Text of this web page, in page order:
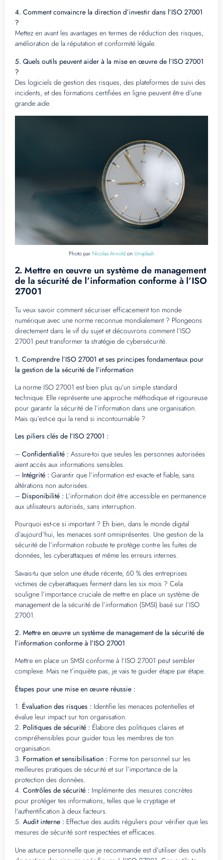
4. Comment convaincre la direction d’investir dans l’ISO 27001
?
Mettez en avant les avantages en termes de réduction des risques,
amélioration de la réputation et conformité légale.
5. Quels outils peuvent aider à la mise en œuvre de l’ISO 27001
?
Des logiciels de gestion des risques, des plateformes de suivi des
incidents, et des formations certifiées en ligne peuvent être d’une
grande aide.
Photo par Nicolas Arnoldon Unsplash
2. Mettre en œuvre un système de management
de la sécurité de l’information conforme à l’ISO
27001
Tu veux savoir comment sécuriser efficacement ton monde
numérique avec une norme reconnue mondialement ? Plongeons
directement dans le vif du sujet et découvrons comment l’ISO
27001 peut transformer ta stratégie de cybersécurité.
1. Comprendre l’ISO 27001 et ses principes fondamentaux pour
la gestion de la sécurité de l’information
La norme ISO 27001 est bien plus qu’un simple standard
technique. Elle représente une approche méthodique et rigoureuse
pour garantir la sécurité de l’information dans une organisation.
Mais qu’est-ce qui la rend si incontournable ?
Les piliers clés de l’ISO 27001 :
– Confidentialité : Assure-toi que seules les personnes autorisées
aient accès aux informations sensibles.
– Intégrité : Garantir que l’information est exacte et fiable, sans
altérations non autorisées.
– Disponibilité : L’information doit être accessible en permanence
aux utilisateurs autorisés, sans interruption.
Pourquoi est-ce si important ? Eh bien, dans le monde digital
d’aujourd’hui, les menaces sont omniprésentes. Une gestion de la
sécurité de l’information robuste te protège contre les fuites de
données, les cyberattaques et même les erreurs internes.
Savais-tu que selon une étude récente, 60 % des entreprises
victimes de cyberattaques ferment dans les six mois ? Cela
souligne l’importance cruciale de mettre en place un système de
management de la sécurité de l’information (SMSI) basé sur l’ISO
27001.
2. Mettre en œuvre un système de management de la sécurité de
l’information conforme à l’ISO 27001
Mettre en place un SMSI conforme à l’ISO 27001 peut sembler
complexe. Mais ne t’inquiète pas, je vais te guider étape par étape.
Étapes pour une mise en œuvre réussie :
1. Évaluation des risques : Identifie les menaces potentielles et
évalue leur impact sur ton organisation.
2. Politiques de sécurité : Élabore des politiques claires et
compréhensibles pour guider tous les membres de ton
organisation.
3. Formation et sensibilisation : Forme ton personnel sur les
meilleures pratiques de sécurité et sur l’importance de la
protection des données.
4. Contrôles de sécurité : Implémente des mesures concrètes
pour protéger tes informations, telles que le cryptage et
l’authentification à deux facteurs.
5. Audit interne : Effectue des audits réguliers pour vérifier que les
mesures de sécurité sont respectées et efficaces.
Une astuce personnelle que je recommande est d’utiliser des outils